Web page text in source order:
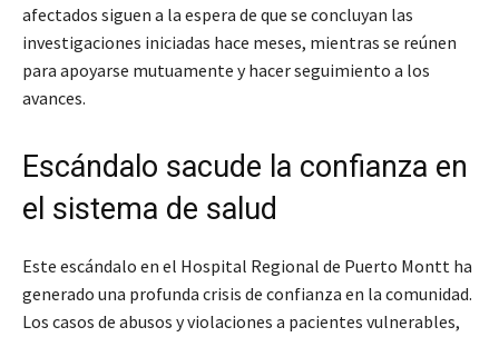
afectados siguen a la espera de que se concluyan las
investigaciones iniciadas hace meses, mientras se reúnen
para apoyarse mutuamente y hacer seguimiento a los
avances.
Escándalo sacude la confianza en
el sistema de salud
Este escándalo en el Hospital Regional de Puerto Montt ha
generado una profunda crisis de confianza en la comunidad.
Los casos de abusos y violaciones a pacientes vulnerables,